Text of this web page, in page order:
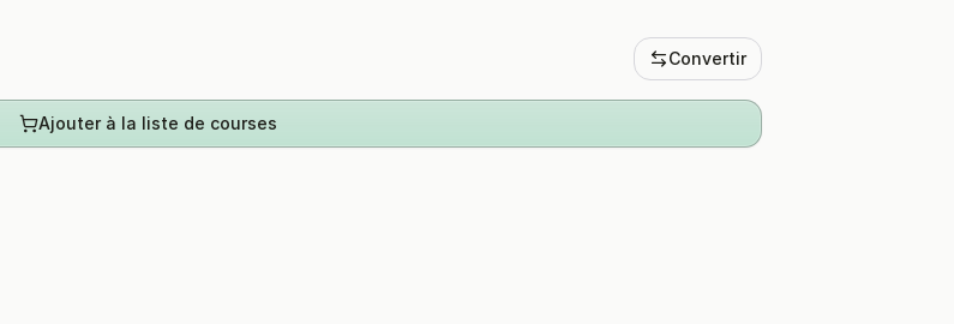
Convertir
Ajouter à la liste de courses